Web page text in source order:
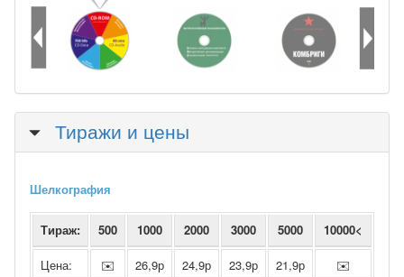
Скрыть
Тиражи и цены
Шелкография
Тираж: 500 1000 2000 3000 5000 10000<
Цена: ✉️ 26,9р 24,9р 23,9р 21,9р ✉️